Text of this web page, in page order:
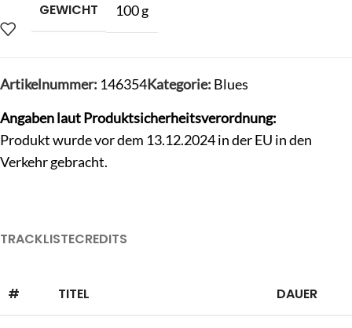
GEWICHT 100 g
Artikelnummer: 146354Kategorie: Blues
Angaben laut Produktsicherheitsverordnung:
Produkt wurde vor dem 13.12.2024 in der EU in den
Verkehr gebracht.
TRACKLISTECREDITS
# TITEL DAUER